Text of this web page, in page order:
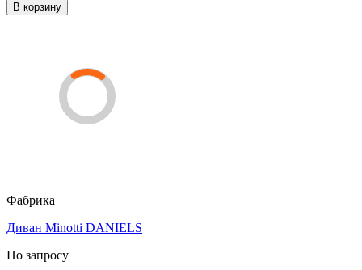
В корзину
Фабрика
Диван Minotti DANIELS
По запросу